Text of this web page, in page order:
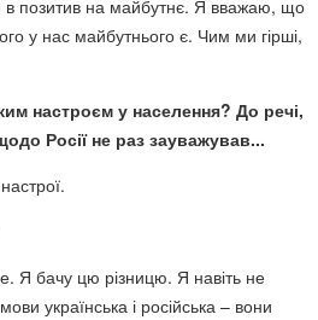
позитив на майбутнє. Я вважаю, що
у нас майбутнього є. Чим ми гірші,
настроєм у населення? До речі,
Росії не раз зауважував...
Я бачу цю різницю. Я навіть не
українська і російська – вони